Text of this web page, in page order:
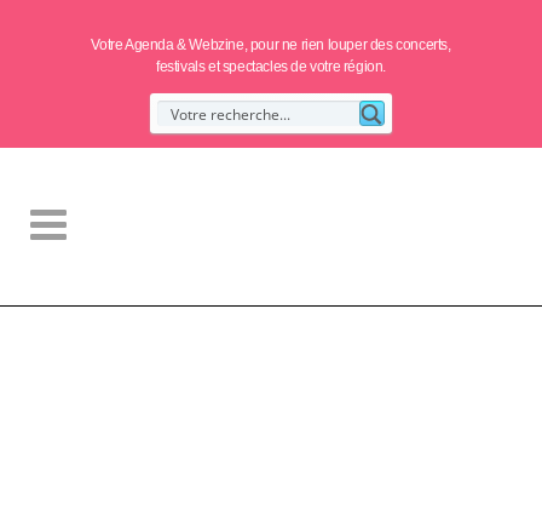
Votre Agenda & Webzine, pour ne rien louper des concerts,
festivals et spectacles de votre région.